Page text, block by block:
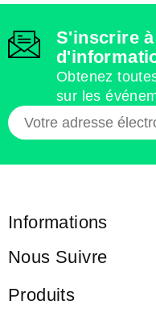
S'inscrire
Obtenez
sur les
Informations
Nous Suivre
Produits